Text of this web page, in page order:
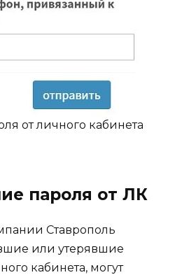
от личного кабинета
пароля от ЛК
Ставрополь
или утерявшие
кабинета, могут